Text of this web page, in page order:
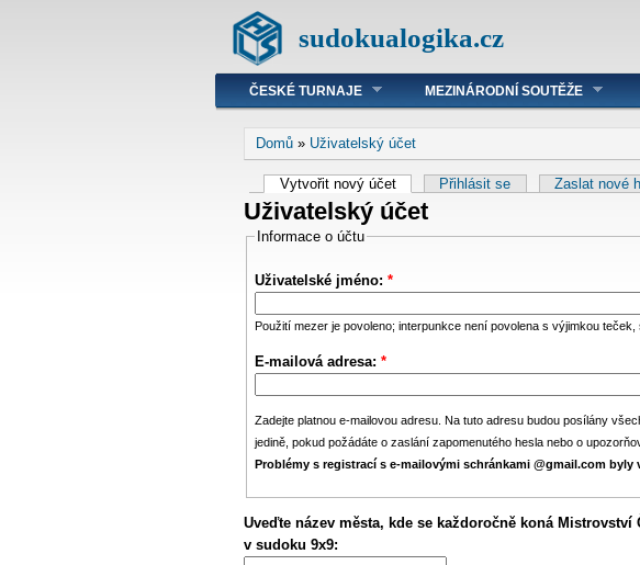
sudokualogika.cz
ČESKÉ TURNAJE MEZINÁRODNÍ SOUTĚŽE
Domů » Uživatelský účet
Vytvořit nový účet Přihlásit se Zaslat nové
Uživatelský účet
Informace o účtu
Uživatelské jméno: *
Použití mezer je povoleno; interpunkce není povolena s výjimkou teček,
E-mailová adresa: *
Zadejte platnou e-mailovou adresu. Na tuto adresu budou posílány
jedině, pokud požádáte o zaslání zapomenutého hesla nebo o
Problémy s registrací s e-mailovými schránkami @gmail.com byly
Uveďte název města, kde se každoročně koná
v sudoku 9x9: